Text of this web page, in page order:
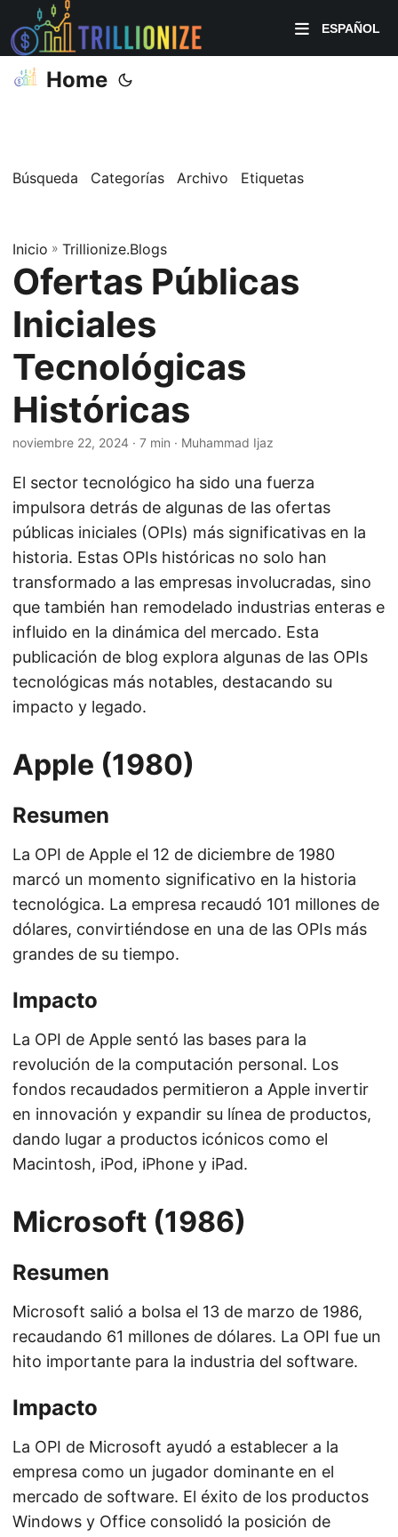
ESPAÑOL
Home
Búsqueda Categorías Archivo Etiquetas
Inicio » Trillionize.Blogs
Ofertas Públicas
Iniciales
Tecnológicas
Históricas
noviembre 22, 2024 · 7 min · Muhammad Ijaz
El sector tecnológico ha sido una fuerza
impulsora detrás de algunas de las ofertas
públicas iniciales (OPIs) más significativas en la
historia. Estas OPIs históricas no solo han
transformado a las empresas involucradas, sino
que también han remodelado industrias enteras e
influido en la dinámica del mercado. Esta
publicación de blog explora algunas de las OPIs
tecnológicas más notables, destacando su
impacto y legado.
Apple (1980)
Resumen
La OPI de Apple el 12 de diciembre de 1980
marcó un momento significativo en la historia
tecnológica. La empresa recaudó 101 millones de
dólares, convirtiéndose en una de las OPIs más
grandes de su tiempo.
Impacto
La OPI de Apple sentó las bases para la
revolución de la computación personal. Los
fondos recaudados permitieron a Apple invertir
en innovación y expandir su línea de productos,
dando lugar a productos icónicos como el
Macintosh, iPod, iPhone y iPad.
Microsoft (1986)
Resumen
Microsoft salió a bolsa el 13 de marzo de 1986,
recaudando 61 millones de dólares. La OPI fue un
hito importante para la industria del software.
Impacto
La OPI de Microsoft ayudó a establecer a la
empresa como un jugador dominante en el
mercado de software. El éxito de los productos
Windows y Office consolidó la posición de